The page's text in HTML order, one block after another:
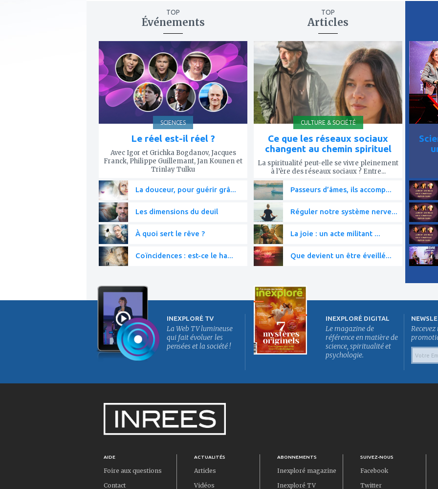
TOP
Événements
mes
favoris
SCIENCES
Le réel est-il réel ?
Avec Igor et Grichka Bogdanov, Jacques
Franck, Philippe Guillemant, Jan Kounen et
Trinlay Tulku
La douceur, pour guérir grâ...
Les dimensions du deuil
À quoi sert le rêve ?
Coïncidences : est-ce le ha...
TOP
Articles
mes
favoris
CULTURE & SOCIÉTÉ
Ce que les réseaux sociaux
changent au chemin spirituel
La spiritualité peut-elle se vivre pleinement
à l’ère des réseaux sociaux ? Entre...
Passeurs d’âmes, ils accomp...
Réguler notre système nerve...
La joie : un acte militant ...
Que devient un être éveillé...
à
mes
INEXPLORÉ TV
La Web TV lumineuse
qui fait évoluer les
pensées et la société !
INEXPLORÉ DIGITAL
Le magazine de
référence en matière de
science, spiritualité et
psychologie.
AIDE
Foire aux questions
Contact
ACTUALITÉS
Articles
Vidéos
ABONNEMENTS
Inexploré magazine
Inexploré TV
SUIVEZ-NOUS
Facebook
Twitter